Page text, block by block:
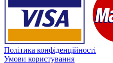
Політика конфіденційності
Умови користування